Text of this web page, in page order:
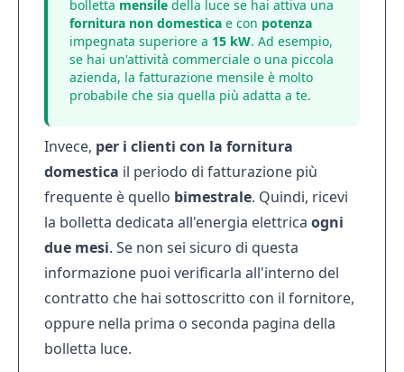
bolletta mensile della luce se hai attiva una
fornitura non domestica e con potenza
impegnata superiore a 15 kW. Ad esempio,
se hai un'attività commerciale o una piccola
azienda, la fatturazione mensile è molto
probabile che sia quella più adatta a te.
Invece, per i clienti con la fornitura
domestica il periodo di fatturazione più
frequente è quello bimestrale. Quindi, ricevi
la bolletta dedicata all'energia elettrica ogni
due mesi. Se non sei sicuro di questa
informazione puoi verificarla all'interno del
contratto che hai sottoscritto con il fornitore,
oppure nella prima o seconda pagina della
bolletta luce.